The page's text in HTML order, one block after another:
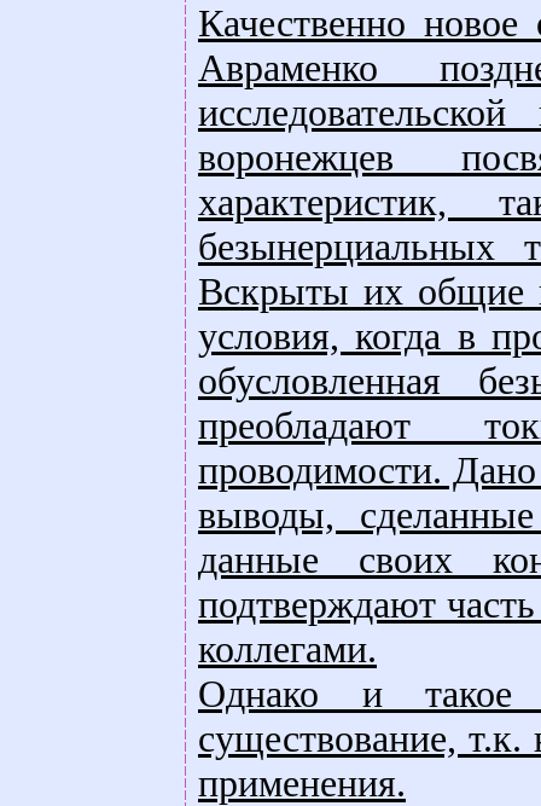
Качественно новое
Авраменко
воронежцев
характеристик,
безынерциальных
Вскрыты их общие
условия, когда в
обусловленная
преобладают
проводимости.
выводы,
данные своих
подтверждают
коллегами.
Однако и такое
существование, т.к.
применения.